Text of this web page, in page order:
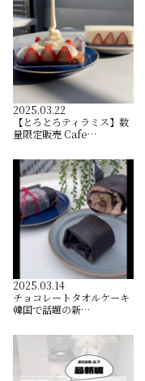
2025.03.22
【とろとろティラミス】数
量限定販売 Cafe…
2025.03.14
チョコレートタオルケーキ
韓国で話題の新…